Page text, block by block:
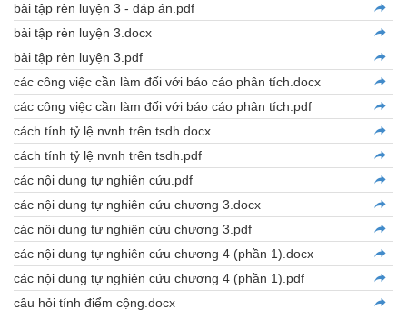
bài tập rèn luyện 3 - đáp án.pdf
bài tập rèn luyện 3.docx
bài tập rèn luyện 3.pdf
các công việc cần làm đối với báo cáo phân tích.docx
các công việc cần làm đối với báo cáo phân tích.pdf
cách tính tỷ lệ nvnh trên tsdh.docx
cách tính tỷ lệ nvnh trên tsdh.pdf
các nội dung tự nghiên cứu.pdf
các nội dung tự nghiên cứu chương 3.docx
các nội dung tự nghiên cứu chương 3.pdf
các nội dung tự nghiên cứu chương 4 (phần 1).docx
các nội dung tự nghiên cứu chương 4 (phần 1).pdf
câu hỏi tính điểm cộng.docx